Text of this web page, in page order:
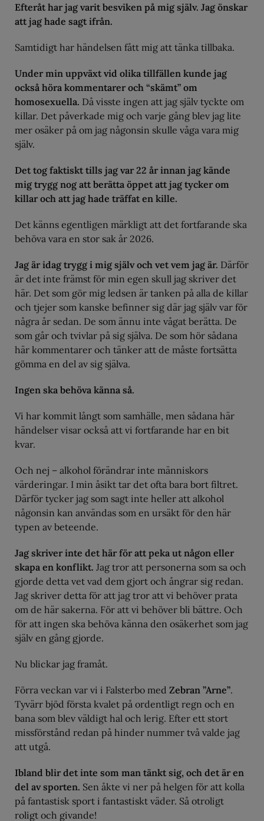
Efteråt har jag varit besviken på mig själv. Jag önskar
att jag hade sagt ifrån.
Samtidigt har händelsen fått mig att tänka tillbaka.
Under min uppväxt vid olika tillfällen kunde jag
också höra kommentarer och “skämt” om
homosexuella. Då visste ingen att jag själv tyckte om
killar. Det påverkade mig och varje gång blev jag lite
mer osäker på om jag någonsin skulle våga vara mig
själv.
Det tog faktiskt tills jag var 22 år innan jag kände
mig trygg nog att berätta öppet att jag tycker om
killar och att jag hade träffat en kille.
Det känns egentligen märkligt att det fortfarande ska
behöva vara en stor sak år 2026.
Jag är idag trygg i mig själv och vet vem jag är. Därför
är det inte främst för min egen skull jag skriver det
här. Det som gör mig ledsen är tanken på alla de killar
och tjejer som kanske befinner sig där jag själv var för
några år sedan. De som ännu inte vågat berätta. De
som går och tvivlar på sig själva. De som hör sådana
här kommentarer och tänker att de måste fortsätta
gömma en del av sig själva.
Ingen ska behöva känna så.
Vi har kommit långt som samhälle, men sådana här
händelser visar också att vi fortfarande har en bit
kvar.
Och nej – alkohol förändrar inte människors
värderingar. I min åsikt tar det ofta bara bort filtret.
Därför tycker jag som sagt inte heller att alkohol
någonsin kan användas som en ursäkt för den här
typen av beteende.
Jag skriver inte det här för att peka ut någon eller
skapa en konflikt. Jag tror att personerna som sa och
gjorde detta vet vad dem gjort och ångrar sig redan.
Jag skriver detta för att jag tror att vi behöver prata
om de här sakerna. För att vi behöver bli bättre. Och
för att ingen ska behöva känna den osäkerhet som jag
själv en gång gjorde.
Nu blickar jag framåt.
Förra veckan var vi i Falsterbo med Zebran ”Arne”.
Tyvärr bjöd första kvalet på ordentligt regn och en
bana som blev väldigt hal och lerig. Efter ett stort
missförstånd redan på hinder nummer två valde jag
att utgå.
Ibland blir det inte som man tänkt sig, och det är en
del av sporten. Sen åkte vi ner på helgen för att kolla
på fantastisk sport i fantastiskt väder. Så otroligt
roligt och givande!